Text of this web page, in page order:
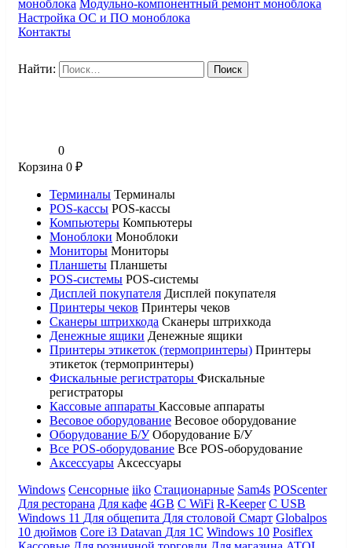
моноблока Модульно-компонентный ремонт моноблока
Настройка ОС и ПО моноблока
Контакты
Найти:
0
Корзина 0 ₽
Терминалы Терминалы
POS-кассы POS-кассы
Компьютеры Компьютеры
Моноблоки Моноблоки
Мониторы Мониторы
Планшеты Планшеты
POS-системы POS-системы
Дисплей покупателя Дисплей покупателя
Принтеры чеков Принтеры чеков
Сканеры штрихкода Сканеры штрихкода
Денежные ящики Денежные ящики
Принтеры этикеток (термопринтеры) Принтеры
этикеток (термопринтеры)
Фискальные регистраторы Фискальные
регистраторы
Кассовые аппараты Кассовые аппараты
Весовое оборудование Весовое оборудование
Оборудование Б/У Оборудование Б/У
Все POS-оборудование Все POS-оборудование
Аксессуары Аксессуары
Windows Сенсорные iiko Стационарные Sam4s POScenter
Для ресторана Для кафе 4GB С WiFi R-Keeper С USB
Windows 11 Для общепита Для столовой Смарт Globalpos
10 дюймов Core i3 Datavan Для 1С Windows 10 Posiflex